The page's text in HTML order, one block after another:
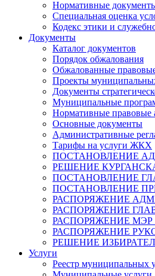
Нормативные
Специальная оценка
Кодекс этики и
Документы
Каталог документов
Порядок обжалования
Обжалованные
Проекты
Документы
Муниципальные
Нормативные правовые
Основные документы
Административные
Тарифы на услуги ЖКХ
ПОСТАНОВЛЕНИЕ
РЕШЕНИЕ
ПОСТАНОВЛЕНИЕ
ПОСТАНОВЛЕНИЕ
РАСПОРЯЖЕНИЕ
РАСПОРЯЖЕНИЕ
РАСПОРЯЖЕНИЕ МЭР
РАСПОРЯЖЕНИЕ
РЕШЕНИЕ
Услуги
Реестр муниципальных